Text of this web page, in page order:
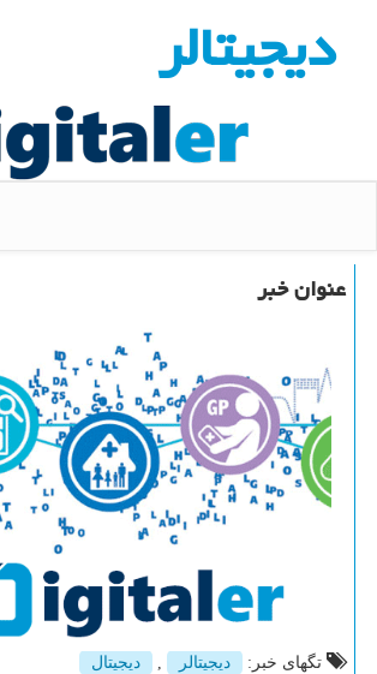
دیجیتالر
عنوان خبر
تگهای خبر: دیجیتالر دیجیتال